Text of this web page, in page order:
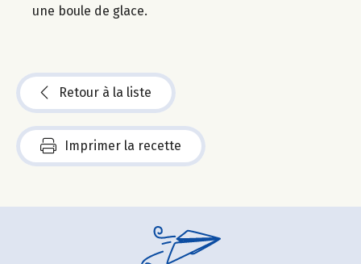
une boule de glace.
Retour à la liste
Imprimer la recette